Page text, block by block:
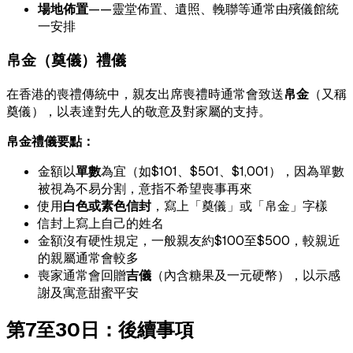
場地佈置——靈堂佈置、遺照、輓聯等通常由殯儀館統
一安排
帛金（奠儀）禮儀
在香港的喪禮傳統中，親友出席喪禮時通常會致送帛金 （又稱
奠儀），以表達對先人的敬意及對家屬的支持。
帛金禮儀要點：
金額以單數為宜（如$101、$501、$1,001），因為單數
被視為不易分割，意指不希望喪事再來
使用白色或素色信封 ，寫上「奠儀」或「帛金」字樣
信封上寫上自己的姓名
金額沒有硬性規定，一般親友約$100至$500，較親近
的親屬通常會較多
喪家通常會回贈吉儀 （內含糖果及一元硬幣），以示感
謝及寓意甜蜜平安
第7至30日：後續事項